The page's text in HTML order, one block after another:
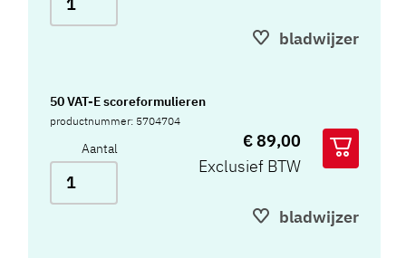
bladwijzer
50 VAT-E scoreformulieren
productnummer: 5704704
Aantal
€ 89,00
Exclusief BTW
bladwijzer